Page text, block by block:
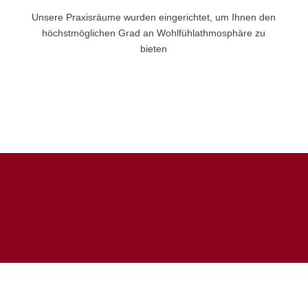
Unsere Praxisräume wurden eingerichtet, um Ihnen den
höchstmöglichen Grad an Wohlfühlathmosphäre zu
bieten